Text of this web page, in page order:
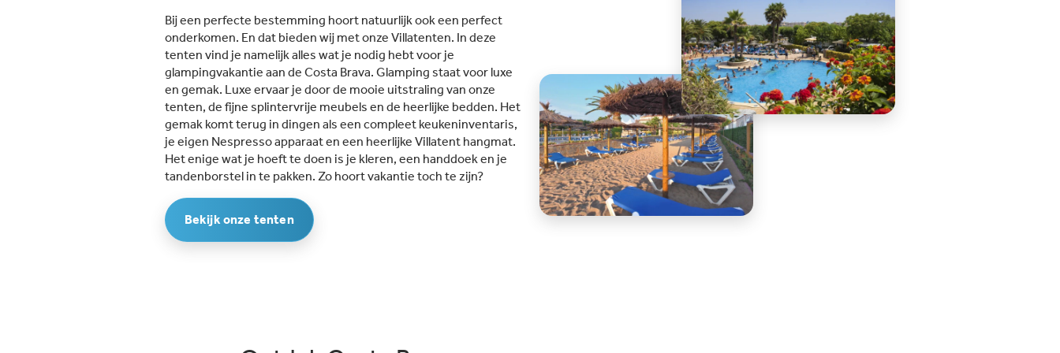
Je bent daarnaast zó (500 meter) in
het bruisende Blanes, waar je veel
gezellige barretjes, restaurants en
een boulevard kunt
vinden.Hoogtepunten van
Camping La Masia:Gigantisch veel
waterpret: Camping La Masia biedt
twee prachtige
zwembadcomplexen met ligbedjes,
whirlpools en unieke kinderbaden
met waterspeeltoestellen en
glijbanen. Volwassenen kunnen
genieten van een spa met sauna,
gelegen aan het strand in een
natuurreservaat: De camping ligt
direct aan een 3,5 km lang
zandstrand. Dankzij de ligging in
een natuurreservaat kunnen
gezinnen hier rustig en veilig
genieten van de zee. In het
hoogseizoen verandert de Beach
Club 's avonds in een openlucht
discotheek met cocktails,
livemuziek en prachtig uitzicht
over de baai van Roses. Omdat het
spa met binnenzwembad, jacuzzi
solarium, sauna en hammam. Je
vindt op Camping Vila Nova park
faciliteiten voor jong en oud, zoals:
multisportvelden, een
kinderspeeltuin, airtrampoline,
minigolf en een fitnessruimte. De
camping beschikt over een gezellig
restaurant met heerlijke maaltijden.
In het hoogseizoen staat er een
animatieteam klaar met een divers
programma, waaronder een
miniclub, kidsclub en
Bij een perfecte bestemming hoort natuurlijk ook een perfect
onderkomen. En dat bieden wij met onze Villatenten. In deze
tenten vind je namelijk alles wat je nodig hebt voor je
glampingvakantie aan de Costa Brava. Glamping staat voor luxe
en gemak. Luxe ervaar je door de mooie uitstraling van onze
tenten, de fijne splintervrije meubels en de heerlijke bedden. Het
gemak komt terug in dingen als een compleet keukeninventaris,
je eigen Nespresso apparaat en een heerlijke Villatent hangmat.
Het enige wat je hoeft te doen is je kleren, een handdoek en je
tandenborstel in te pakken. Zo hoort vakantie toch te zijn?
Bekijk onze tenten